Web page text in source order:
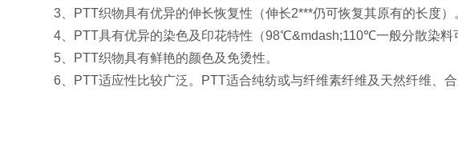
3、PTT织物具有优异的伸长恢复性（伸长2***仍可恢复其原有的长度）
4、PTT具有优异的染色及印花特性（98℃&mdash;110℃一般分散染料
5、PTT织物具有鲜艳的颜色及免烫性。
6、PTT适应性比较广泛。PTT适合纯纺或与纤维素纤维及天然纤维、